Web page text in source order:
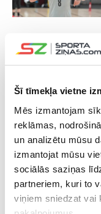
Šī tīmekļa vietne
Mēs izmantojam
reklāmas,
un analizētu mūsu
izmantojat mūsu
sociālās saziņas
partneriem, kuri to
viņiem sniedzat vai
JAUNĀKĀS
Šodien 00:03
Stroda pārstāvētā
Dānijas klubam
06.08.2026 22:53
Sieviešu basketbola
uzvaru